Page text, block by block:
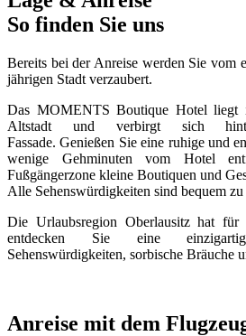
So finden Sie uns
Bereits bei der Anreise werden Sie vom
jährigen Stadt verzaubert.
Das MOMENTS Boutique Hotel liegt
Altstadt und verbirgt sich
Fassade. Genießen Sie eine ruhige und
wenige Gehminuten vom Hotel
Fußgängerzone kleine Boutiquen und
Alle Sehenswürdigkeiten sind bequem
Die Urlaubsregion Oberlausitz hat
entdecken Sie eine
Sehenswürdigkeiten, sorbische Bräuche
Anreise mit dem